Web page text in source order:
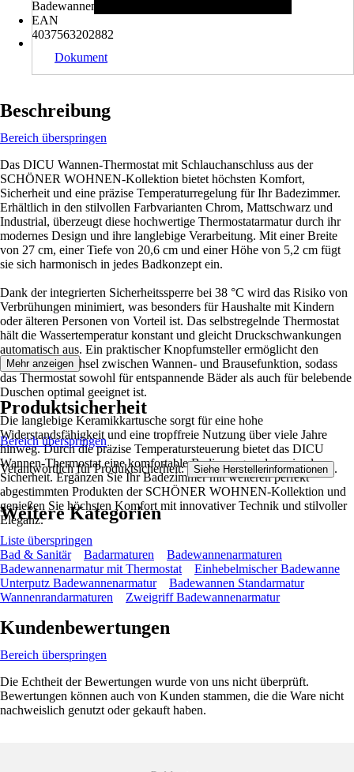
Badewannenarmatur, S-Anschlüsse
EAN
4037563202882
Dokument
Beschreibung
Bereich überspringen
Das DICU Wannen-Thermostat mit Schlauchanschluss aus der
SCHÖNER WOHNEN-Kollektion bietet höchsten Komfort,
Sicherheit und eine präzise Temperaturregelung für Ihr Badezimmer.
Erhältlich in den stilvollen Farbvarianten Chrom, Mattschwarz und
Industrial, überzeugt diese hochwertige Thermostatarmatur durch ihr
modernes Design und ihre langlebige Verarbeitung. Mit einer Breite
von 27 cm, einer Tiefe von 20,6 cm und einer Höhe von 5,2 cm fügt
sie sich harmonisch in jedes Badkonzept ein.
Dank der integrierten Sicherheitssperre bei 38 °C wird das Risiko von
Verbrühungen minimiert, was besonders für Haushalte mit Kindern
oder älteren Personen von Vorteil ist. Das selbstregelnde Thermostat
hält die Wassertemperatur konstant und gleicht Druckschwankungen
automatisch aus. Ein praktischer Knopfumsteller ermöglicht den
mühelosen Wechsel zwischen Wannen- und Brausefunktion, sodass
das Thermostat sowohl für entspannende Bäder als auch für belebende
Duschen optimal geeignet ist.
Die langlebige Keramikkartusche sorgt für eine hohe
Widerstandsfähigkeit und eine tropffreie Nutzung über viele Jahre
hinweg. Durch die präzise Temperatursteuerung bietet das DICU
Wannen-Thermostat eine komfortable Bedienung und maximale
Sicherheit. Ergänzen Sie Ihr Badezimmer mit weiteren perfekt
abgestimmten Produkten der SCHÖNER WOHNEN-Kollektion und
genießen Sie höchsten Komfort mit innovativer Technik und stilvoller
Eleganz.
Mehr anzeigen
Produktsicherheit
Bereich überspringen
Verantwortlich für Produktsicherheit: Siehe Herstellerinformationen .
Weitere Kategorien
Liste überspringen
Bad & Sanitär
Badarmaturen
Badewannenarmaturen
Badewannenarmatur mit Thermostat
Einhebelmischer Badewanne
Unterputz Badewannenarmatur
Badewannen Standarmatur
Wannenrandarmaturen
Zweigriff Badewannenarmatur
Kundenbewertungen
Bereich überspringen
Die Echtheit der Bewertungen wurde von uns nicht überprüft.
Bewertungen können auch von Kunden stammen, die die Ware nicht
nachweislich genutzt oder gekauft haben.